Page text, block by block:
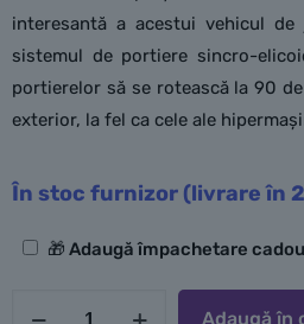
interesantă a acestui vehicul
sistemul de portiere sincro-
portierelor să se rotească la 90
exterior, la fel ca cele ale
În stoc furnizor (livrare în
Opțiuni🎁 Adaugă împachetare cadou
Adaugă în